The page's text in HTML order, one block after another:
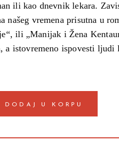
ili kao dnevnik lekara.
našeg vremena prisutna u
ili „Manijak i Žena
a istovremeno ispovesti
DODAJ U KORPU